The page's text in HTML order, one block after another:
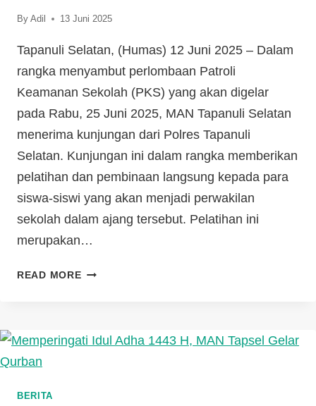
By Adil 13 Juni 2025
Tapanuli Selatan, (Humas) 12 Juni 2025 – Dalam
rangka menyambut perlombaan Patroli
Keamanan Sekolah (PKS) yang akan digelar
pada Rabu, 25 Juni 2025, MAN Tapanuli Selatan
menerima kunjungan dari Polres Tapanuli
Selatan. Kunjungan ini dalam rangka memberikan
pelatihan dan pembinaan langsung kepada para
siswa-siswi yang akan menjadi perwakilan
sekolah dalam ajang tersebut. Pelatihan ini
merupakan…
READ MORE
BERITA